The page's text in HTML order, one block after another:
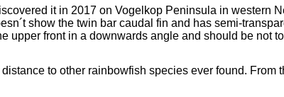
it in 2017 on Vogelkop Peninsula in western
show the twin bar caudal fin and has semi-
front in a downwards angle and should be not
to other rainbowfish species ever found. From